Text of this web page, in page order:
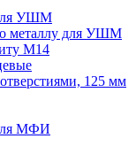
УШМ
металлу для УШМ
M14
125 мм
МФИ